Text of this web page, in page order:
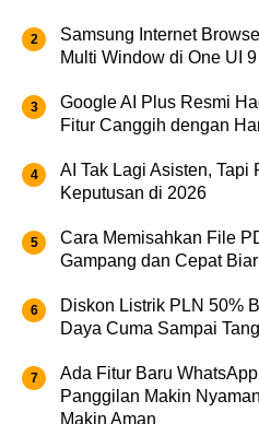
Samsung Internet
Multi Window di One UI 9
Google AI Plus Resmi
Fitur Canggih dengan
AI Tak Lagi Asisten, Tapi
Keputusan di 2026
Cara Memisahkan File
Gampang dan Cepat
Diskon Listrik PLN 50%
Daya Cuma Sampai
Ada Fitur Baru
Panggilan Makin
Makin Aman